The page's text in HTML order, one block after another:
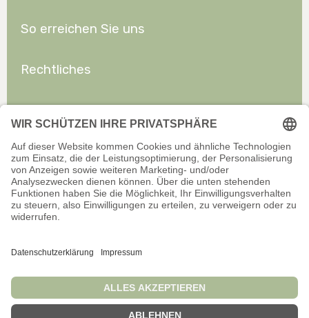
So erreichen Sie uns
Rechtliches
Offizieller Onlineshop für Privatkunden. Alle Preise inkl. gesetzl.
Wir sind stets bemüht, aktuelle und vollständige Informationen auf